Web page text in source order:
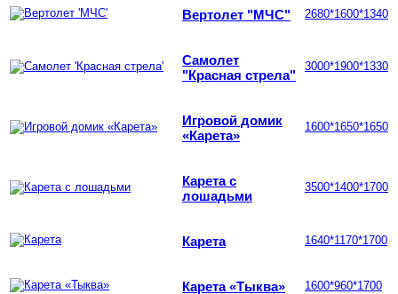
Вертолет "МЧС" 2680*1600*1340
Самолет
"Красная стрела"
3000*1900*1330
Игровой домик
«Карета»
1600*1650*1650
Карета с
лошадьми
3500*1400*1700
Карета 1640*1170*1700
Карета «Тыква» 1600*960*1700